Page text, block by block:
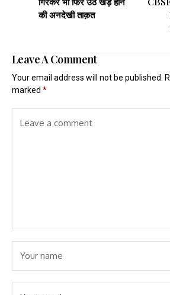
की अनदेखी ताक़त
Leave A Comment
Your email address will not be published.
marked *